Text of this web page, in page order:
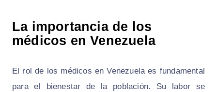
La importancia de los
médicos en Venezuela
El rol de los médicos en Venezuela es fundamental
para el bienestar de la población. Su labor se